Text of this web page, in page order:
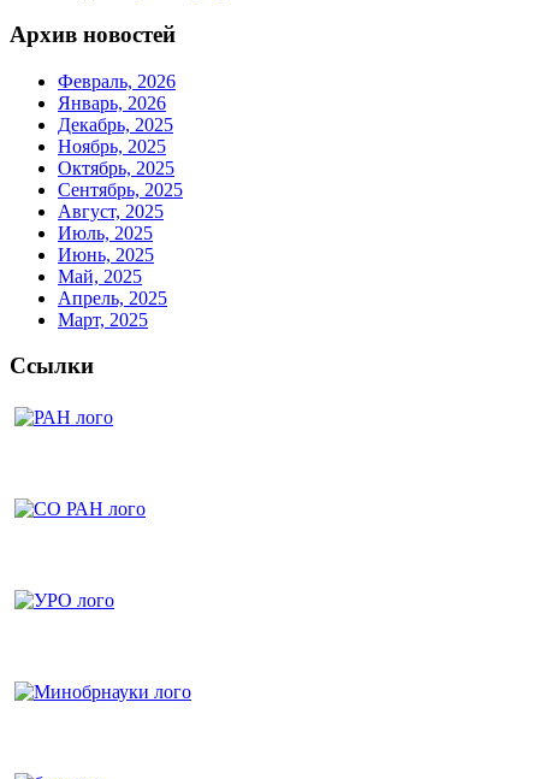
Архив новостей
Февраль, 2026
Январь, 2026
Декабрь, 2025
Ноябрь, 2025
Октябрь, 2025
Сентябрь, 2025
Август, 2025
Июль, 2025
Июнь, 2025
Май, 2025
Апрель, 2025
Март, 2025
Ссылки